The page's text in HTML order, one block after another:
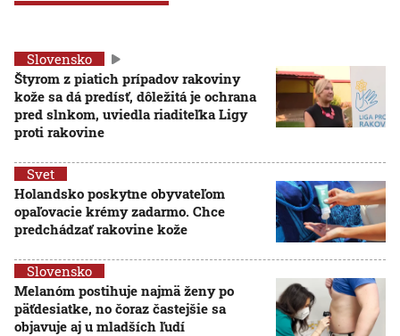
Slovensko
Štyrom z piatich prípadov rakoviny
kože sa dá predísť, dôležitá je ochrana
pred slnkom, uviedla riaditeľka Ligy
proti rakovine
Svet
Holandsko poskytne obyvateľom
opaľovacie krémy zadarmo. Chce
predchádzať rakovine kože
Slovensko
Melanóm postihuje najmä ženy po
päťdesiatke, no čoraz častejšie sa
objavuje aj u mladších ľudí